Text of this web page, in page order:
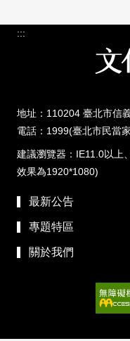
:::
地址：110204 臺北市信
電話：1999(臺北市民當
建議瀏覽器：IE11.0以上
效果為1920*1080)
最新公告
專題特區
關於我們